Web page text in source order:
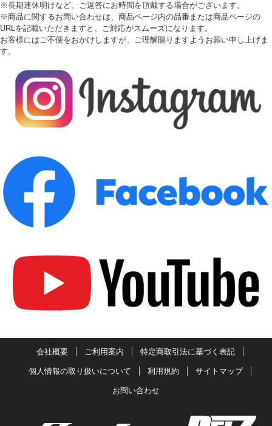
※長期連休明けなど、ご返答にお時間を頂戴する場合がございます。
※商品に関するお問い合わせは、商品ページ内の品番または商品ページの
URLを記載いただきますと、ご対応がスムーズになります。
お客様にはご不便をおかけしますが、ご理解賜りますようお願い申し上げま
す。
会社概要 ご利用案内 特定商取引法に基づく表記
個人情報の取り扱いについて 利用規約 サイトマップ
お問い合わせ